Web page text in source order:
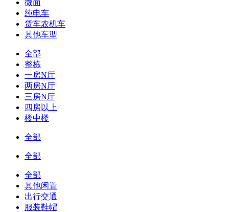
微面
纯电车
货车农机车
其他车型
全部
整栋
一房N厅
两房N厅
三房N厅
四房以上
楼中楼
全部
全部
全部
其他闲置
出行交通
服装鞋帽